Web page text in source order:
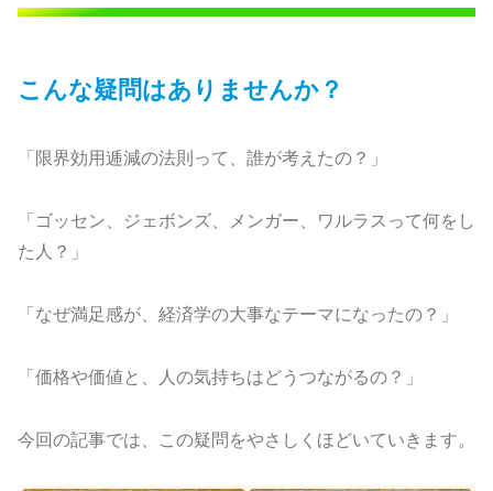
こんな疑問はありませんか？
「限界効用逓減の法則って、誰が考えたの？」
「ゴッセン、ジェボンズ、メンガー、ワルラスって何をし
た人？」
「なぜ満足感が、経済学の大事なテーマになったの？」
「価格や価値と、人の気持ちはどうつながるの？」
今回の記事では、この疑問をやさしくほどいていきます。